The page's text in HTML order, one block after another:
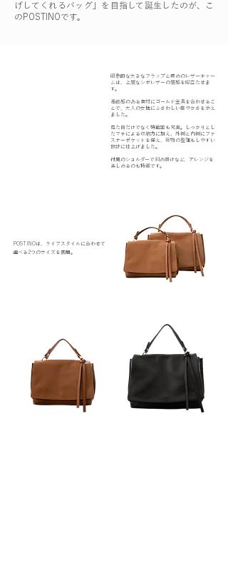
げしてくれるバッグ」を目指して誕生したのが、こ
のPOSTINOです。
印象的な大きなフラップと長めのレザーチャー
ムは、上質なシボレザーの質感を際立たせま
す。
高級感のある素材にゴールド金具を合わせるこ
とで、大人の女性にふさわしい華やかさを添え
ました。
見た目だけでなく機能面も充実。しっかりとし
たマチによる収納力に加え、外側と内側にファ
スナーポケットを備え、荷物の整理もしやすい
設計に仕上げました。
​付属のショルダーで斜め掛けなど、アレンジを
楽しめるのも特徴です。
POSTINOは、ライフスタイルに合わせて
選べる2つのサイズを展開。